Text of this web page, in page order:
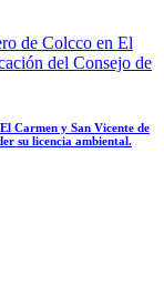
Carmen y San Vicente de
su licencia ambiental.